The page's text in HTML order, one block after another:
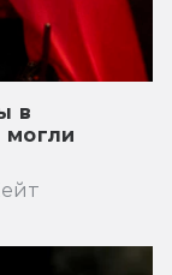
в
могли